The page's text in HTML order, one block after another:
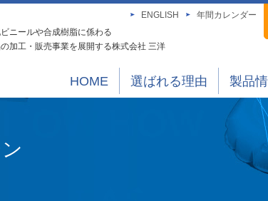
ENGLISH 年間カレンダー
ニールや合成樹脂に係わる
加工・販売事業を展開する株式会社 三洋
HOME 選ばれる理由 製品